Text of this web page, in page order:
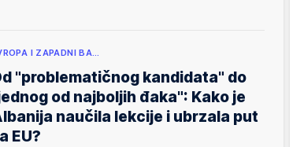
I ZAPADNI BA…
"problematičnog kandidata" do
od najboljih đaka": Kako je
naučila lekcije i ubrzala put
EU?